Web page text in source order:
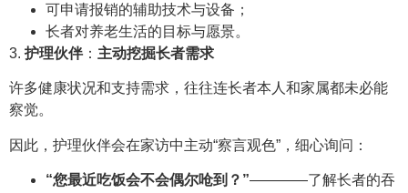
可申请报销的辅助技术与设备；
长者对养老生活的目标与愿景。
3. 护理伙伴 ： 主动挖掘长者需求
许多健康状况和支持需求，往往连长者本人和家属都未必能
察觉。
因此，护理伙伴会在家访中主动“察言观色”，细心询问：
“您最近吃饭会不会偶尔呛到？”————了解长者的吞